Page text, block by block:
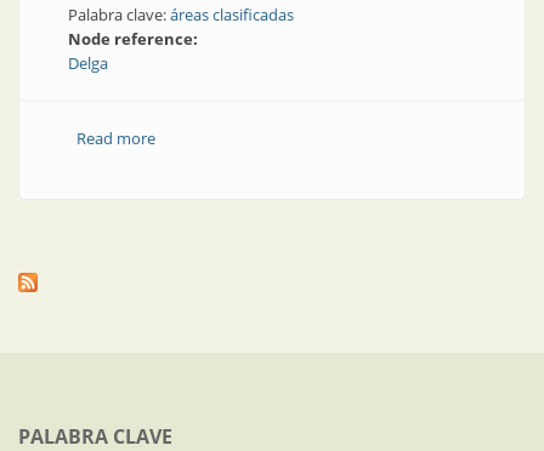
Palabra clave:áreas clasificadas
Node reference:
Delga
Read moreabout Delga: para áreas clasificadas, una empresa
PALABRA CLAVE